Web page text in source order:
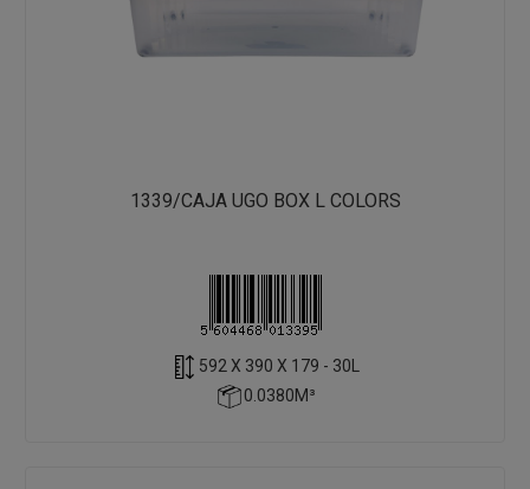
1339/CAJA UGO BOX L COLORS
592 X 390 X 179 - 30L
0.0380M³